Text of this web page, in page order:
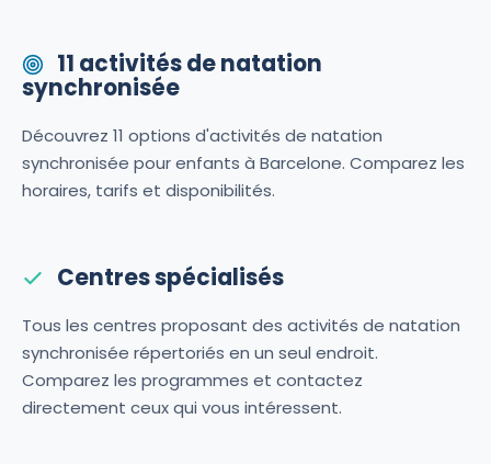
11 activités de natation
synchronisée
Découvrez 11 options d'activités de natation
synchronisée pour enfants à Barcelone. Comparez les
horaires, tarifs et disponibilités.
Centres spécialisés
Tous les centres proposant des activités de natation
synchronisée répertoriés en un seul endroit.
Comparez les programmes et contactez
directement ceux qui vous intéressent.